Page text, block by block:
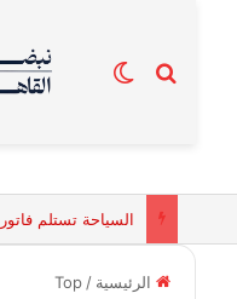
بحث عنالوضع المظلم
الرئيسية /
Top